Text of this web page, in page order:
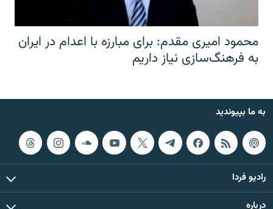
محمود امیری مقدم: برای مبارزه با اعدام در ایران
به فرهنگ‌سازی نیاز داریم
به ما بپیوندید
رادیو فردا
درباره